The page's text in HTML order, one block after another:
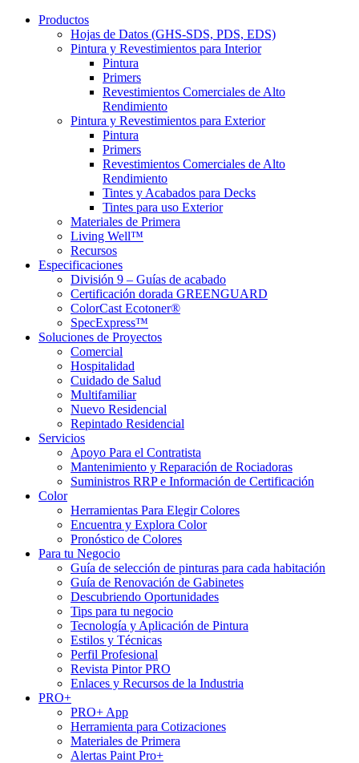
Productos
Hojas de Datos (GHS-SDS, PDS, EDS)
Pintura y Revestimientos para Interior
Pintura
Primers
Revestimientos Comerciales de Alto
Rendimiento
Pintura y Revestimientos para Exterior
Pintura
Primers
Revestimientos Comerciales de Alto
Rendimiento
Tintes y Acabados para Decks
Tintes para uso Exterior
Materiales de Primera
Living Well™
Recursos
Especificaciones
División 9 – Guías de acabado
Certificación dorada GREENGUARD
ColorCast Ecotoner®
SpecExpress™
Soluciones de Proyectos
Comercial
Hospitalidad
Cuidado de Salud
Multifamiliar
Nuevo Residencial
Repintado Residencial
Servicios
Apoyo Para el Contratista
Mantenimiento y Reparación de Rociadoras
Suministros RRP e Información de Certificación
Color
Herramientas Para Elegir Colores
Encuentra y Explora Color
Pronóstico de Colores
Para tu Negocio
Guía de selección de pinturas para cada habitación
Guía de Renovación de Gabinetes
Descubriendo Oportunidades
Tips para tu negocio
Tecnología y Aplicación de Pintura
Estilos y Técnicas
Perfil Profesional
Revista Pintor PRO
Enlaces y Recursos de la Industria
PRO+
PRO+ App
Herramienta para Cotizaciones
Materiales de Primera
Alertas Paint Pro+